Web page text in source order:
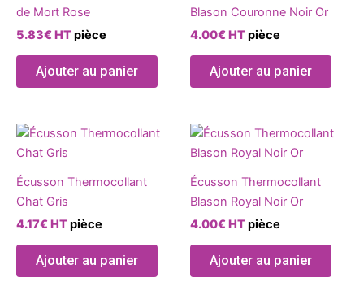
produit
de Mort Rose
5.83€HTpièce
Ajouter au panier
variations.
options
sur
produit
Blason Couronne Noir Or
4.00€HTpièce
Ajouter au panier
Écusson Thermocollant
Chat Gris
4.17€ HTpièce
Ajouter au panier
Écusson Thermocollant
Blason Royal Noir Or
4.00€ HTpièce
Ajouter au panier